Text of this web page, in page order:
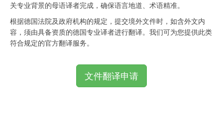
关专业背景的母语译者完成，确保语言地道、术语精准。
根据德国法院及政府机构的规定，提交境外文件时，如含外文内
容，须由具备资质的德国专业译者进行翻译。我们可为您提供此类
符合规定的官方翻译服务。
文件翻译申请